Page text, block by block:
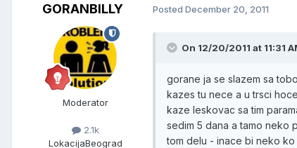
GORANBILLY
Moderator
2.1k
LokacijaBeograd
Posted December 20, 2011
On 12/20/2011 at 11:31
gorane ja se slazem sa
kazes tu nece a u trsci
kaze leskovac sa tim
sedim 5 dana a tamo neko
tom delu - inace bi neko